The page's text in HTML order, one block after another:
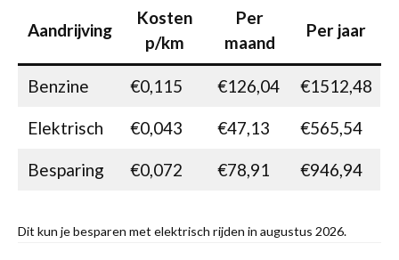
Aandrijving
Kosten
p/km
Per
maand
Per jaar
Benzine €0,115 €126,04 €1512,48
Elektrisch €0,043 €47,13 €565,54
Besparing €0,072 €78,91 €946,94
Dit kun je besparen met elektrisch rijden in augustus 2026.